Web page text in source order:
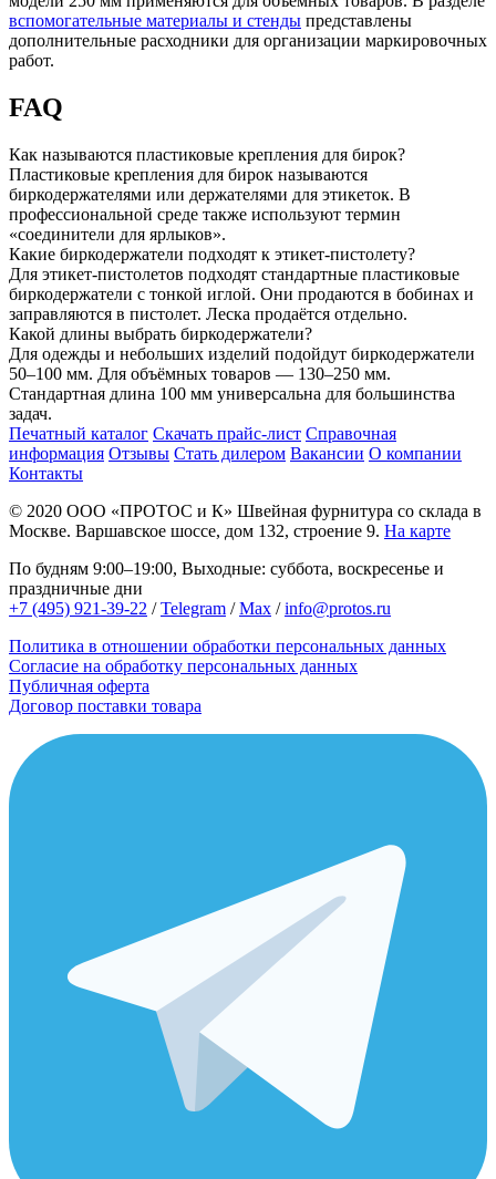
вспомогательные материалы и стенды представлены
дополнительные расходники для организации маркировочных
работ.
FAQ
Как называются пластиковые крепления для бирок?
Пластиковые крепления для бирок называются
биркодержателями или держателями для этикеток. В
профессиональной среде также используют термин
«соединители для ярлыков».
Какие биркодержатели подходят к этикет-пистолету?
Для этикет-пистолетов подходят стандартные пластиковые
биркодержатели с тонкой иглой. Они продаются в бобинах и
заправляются в пистолет. Леска продаётся отдельно.
Какой длины выбрать биркодержатели?
Для одежды и небольших изделий подойдут биркодержатели
50–100 мм. Для объёмных товаров — 130–250 мм.
Стандартная длина 100 мм универсальна для большинства
задач.
Печатный каталог Скачать прайс-лист Справочная
информация Отзывы Стать дилером Вакансии О компании
Контакты
© 2020 ООО «ПРОТОС и К» Швейная фурнитура со склада в
Москве. Варшавское шоссе, дом 132, строение 9. На карте
По будням 9:00–19:00, Выходные: суббота, воскресенье и
праздничные дни
+7 (495) 921-39-22 /Telegram /Max /info@protos.ru
Политика в отношении обработки персональных данных
Согласие на обработку персональных данных
Публичная оферта
Договор поставки товара